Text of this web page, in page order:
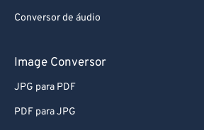
Conversor de áudio
Image Conversor
JPG para PDF
PDF para JPG